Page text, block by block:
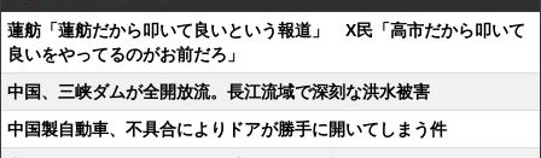
蓮舫「蓮舫だから叩いて良いという報道」 X民「高市だから叩いて
良いをやってるのがお前だろ」
中国、三峡ダムが全開放流。長江流域で深刻な洪水被害
中国製自動車、不具合によりドアが勝手に開いてしまう件